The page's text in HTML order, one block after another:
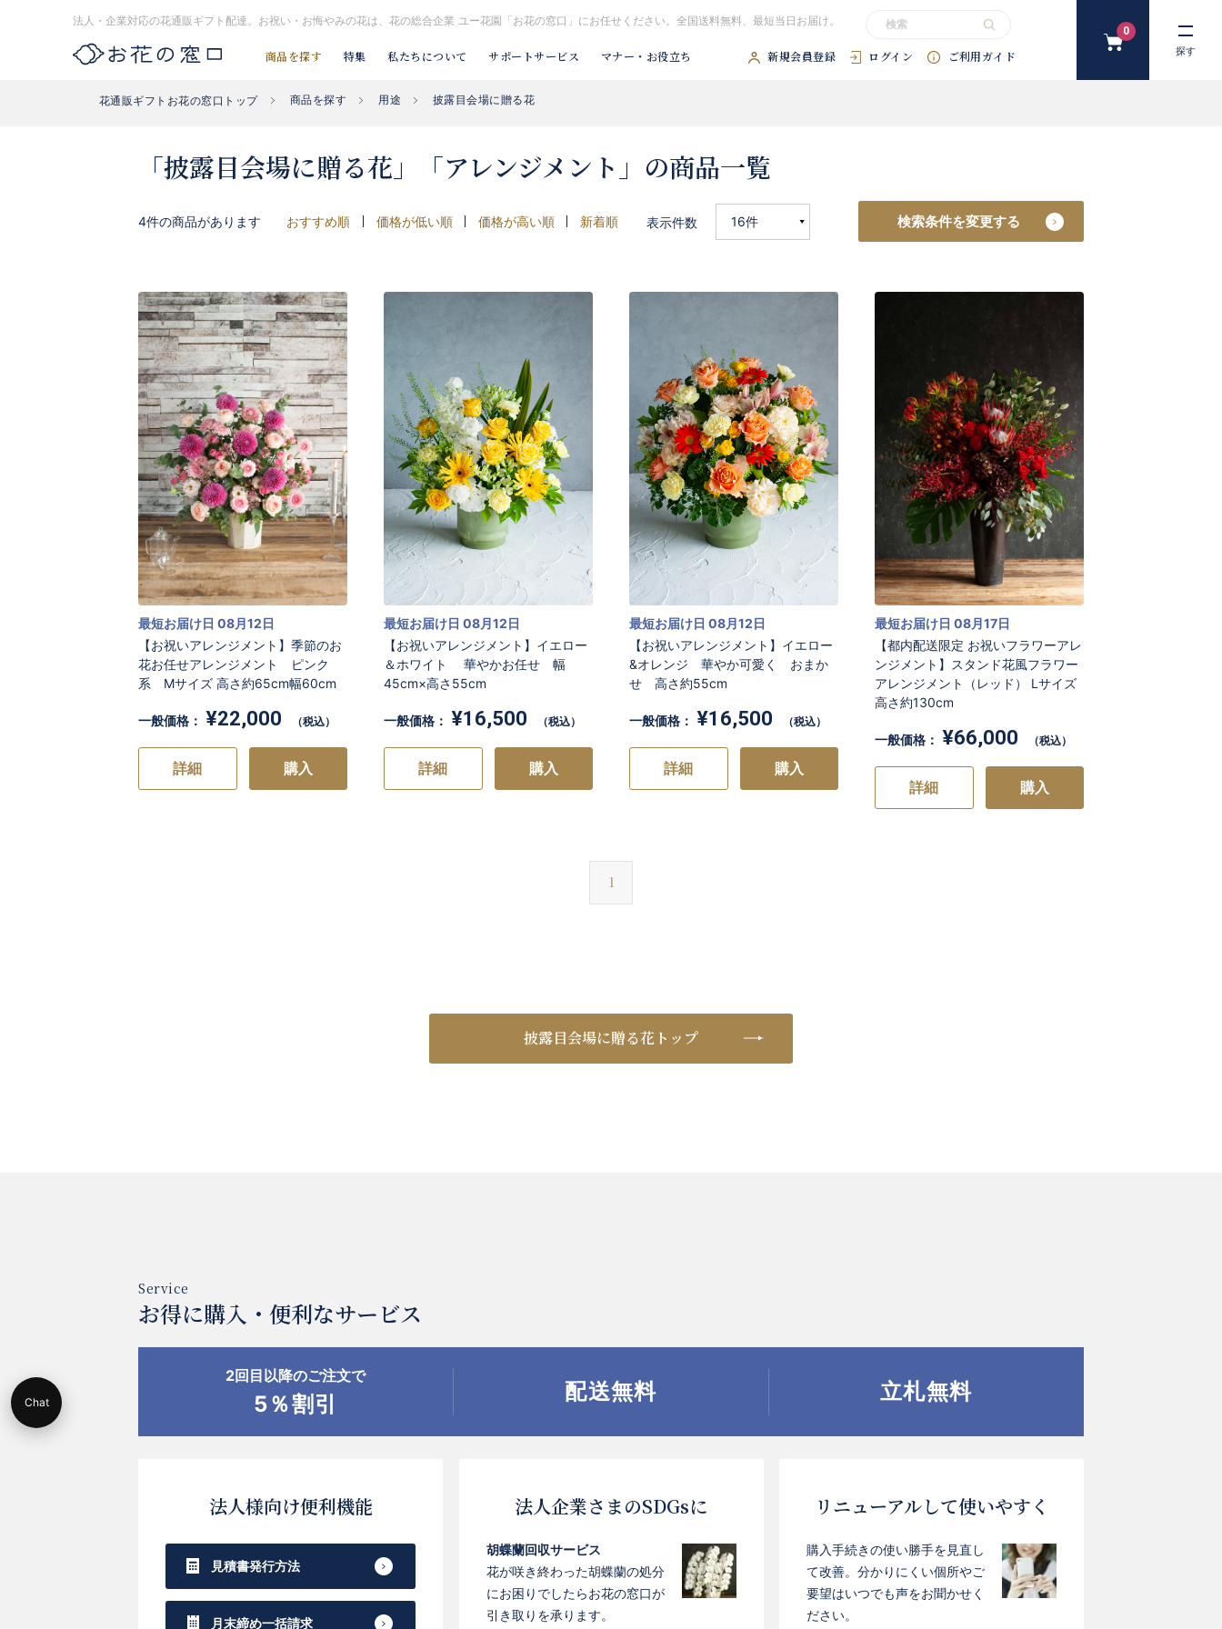
法人・企業対応の花通販ギフト配達。お祝い・お悔やみの花は、花の総合企業 ユー花園「お花の窓口」にお任せください。全国送料無料、最短当日お届け。
商品を探す 特集 私たちについて サポートサービス マナー・お役立ち 新規会員登録 ログイン ご利用ガイド
カ
0
探す
お探し#タグはコチラ▶︎ #入社式 #開店祝い花 #開業祝い花 #胡蝶蘭 #スタンド花
花通販ギフトお花の窓口トップ 商品を探す 用途 披露目会場に贈る花
「披露目会場に贈る花」「アレンジメント」の商品一覧
検索条件を変更する
4件の商品があります おすすめ順 価格が低い順 価格が高い順 新着順 表示件数
【お祝いアレンジメント】季節のお
花お任せアレンジメント ピンク
系 Mサイズ 高さ約65cm幅60cm
最短お届け日 08月12日
一般価格： ¥22,000 （税込）
詳細 購入
【お祝いアレンジメント】イエロー
＆ホワイト 華やかお任せ 幅
45cm×高さ55cm
最短お届け日 08月12日
一般価格： ¥16,500 （税込）
詳細 購入
【お祝いアレンジメント】イエロー
&オレンジ 華やか可愛く おまか
せ 高さ約55cm
最短お届け日 08月12日
一般価格： ¥16,500 （税込）
詳細 購入
【都内配送限定 お祝いフラワーアレ
ンジメント】スタンド花風フラワー
アレンジメント（レッド） Lサイズ
高さ約130cm
最短お届け日 08月17日
一般価格： ¥66,000 （税込）
詳細 購入
1
披露目会場に贈る花トップ
お得に購入・便利なサービス
2回目以降のご注文で
5％割引 配送無料 立札無料
法人様向け便利機能
見積書発行方法
月末締め一括請求
法人企業さまのSDGsに
胡蝶蘭回収サービス
花が咲き終わった胡蝶蘭の処分
にお困りでしたらお花の窓口が
引き取りを承ります。
リニューアルして使いやすく
購入手続きの使い勝手を見直し
て改善。分かりにくい個所やご
要望はいつでも声をお聞かせく
ださい。
Chat